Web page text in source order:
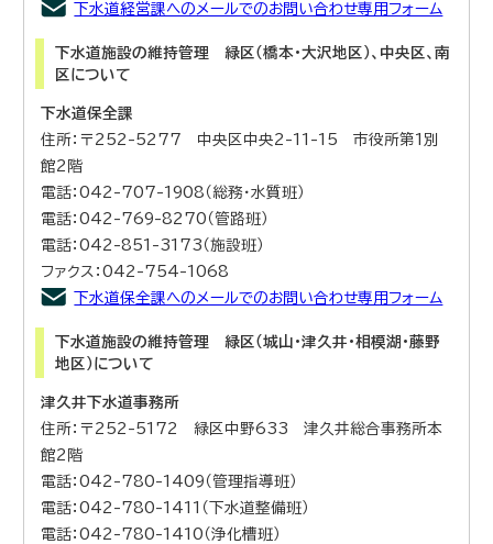
下水道経営課へのメールでのお問い合わせ専用フォーム
下水道施設の維持管理 緑区（橋本・大沢地区）、中央区、南
区について
下水道保全課
住所：〒252-5277 中央区中央2-11-15 市役所第1別
館2階
電話：042-707-1908（総務・水質班）
電話：042-769-8270（管路班）
電話：042-851-3173（施設班）
ファクス：042-754-1068
下水道保全課へのメールでのお問い合わせ専用フォーム
下水道施設の維持管理 緑区（城山・津久井・相模湖・藤野
地区）について
津久井下水道事務所
住所：〒252-5172 緑区中野633 津久井総合事務所本
館2階
電話：042-780-1409（管理指導班）
電話：042-780-1411（下水道整備班）
電話：042-780-1410（浄化槽班）